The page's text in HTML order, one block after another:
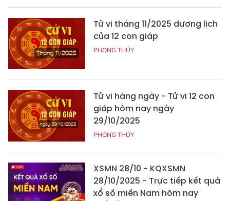
Tử vi tháng 11/2025 dương lịch
của 12 con giáp
PHONG THỦY
Tử vi hàng ngày - Tử vi 12 con
giáp hôm nay ngày
29/10/2025
PHONG THỦY
XSMN 28/10 - KQXSMN
28/10/2025 - Trực tiếp kết quả
xổ số miền Nam hôm nay